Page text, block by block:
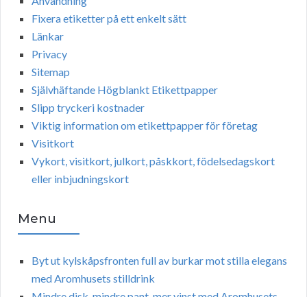
Fixera etiketter på ett enkelt sätt
Länkar
Privacy
Sitemap
Självhäftande Högblankt Etikettpapper
Slipp tryckeri kostnader
Viktig information om etikettpapper för företag
Visitkort
Vykort, visitkort, julkort, påskkort, födelsedagskort
eller inbjudningskort
Menu
Byt ut kylskåpsfronten full av burkar mot stilla elegans
med Aromhusets stilldrink